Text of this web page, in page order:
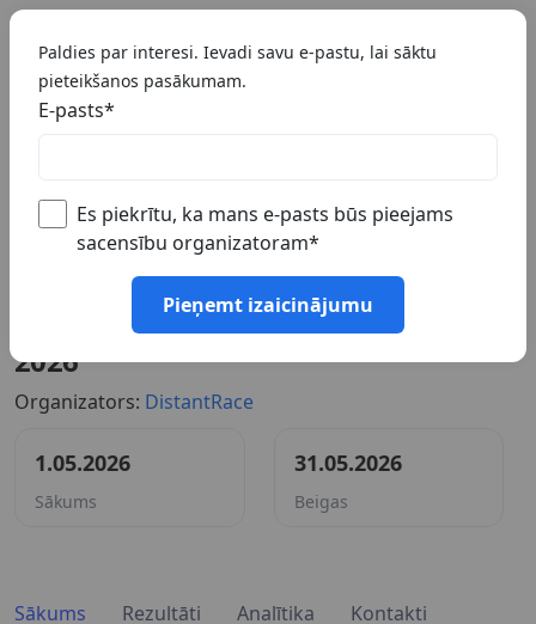
#Noskrien 100K izaicinājums Maijs
2026
Organizators: DistantRace
1.05.2026
Sākums
31.05.2026
Beigas
Sākums Rezultāti Analītika Kontakti
Paldies par interesi. Ievadi savu e-pastu, lai sāktu
pieteikšanos pasākumam.
E-pasts*
Es piekrītu, ka mans e-pasts būs pieejams
sacensību organizatoram*
Pieņemt izaicinājumu